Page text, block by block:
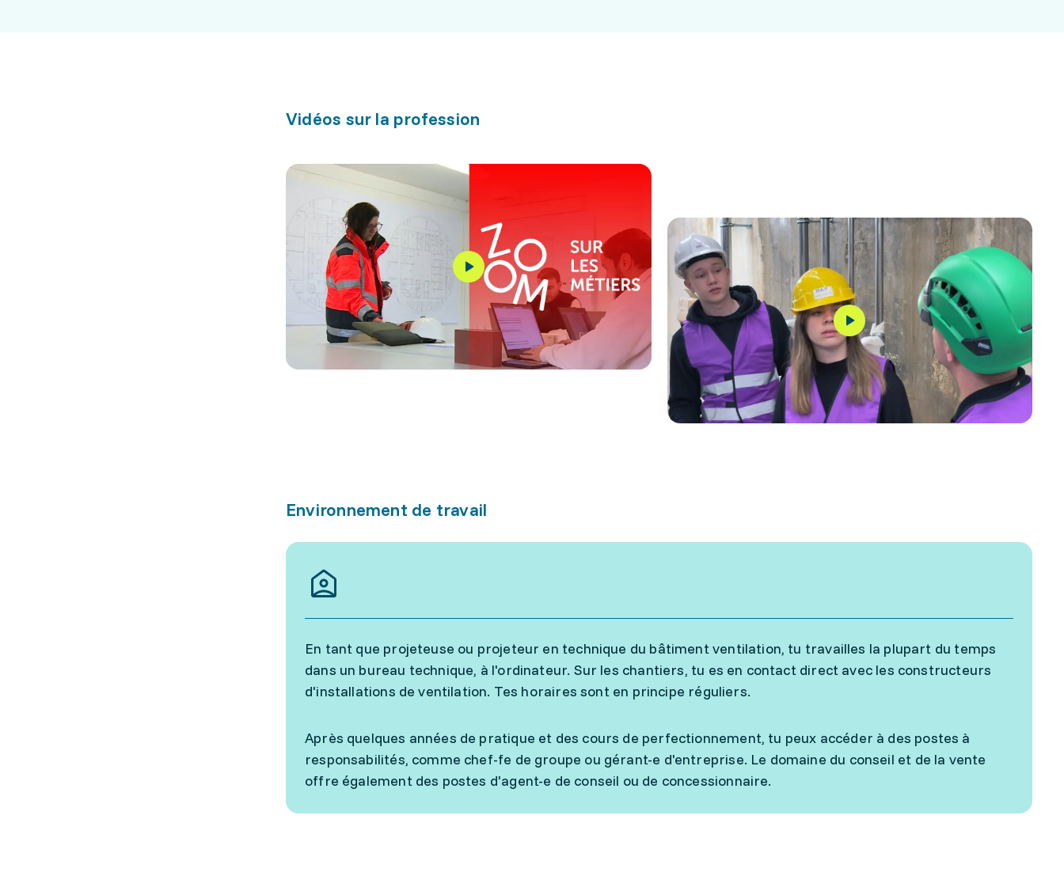
Vidéos sur la profession
Environnement de travail
En tant que projeteuse ou projeteur en technique du bâtiment ventilation, tu travailles la plupart du temps
dans un bureau technique, à l'ordinateur. Sur les chantiers, tu es en contact direct avec les constructeurs
d'installations de ventilation. Tes horaires sont en principe réguliers.
Après quelques années de pratique et des cours de perfectionnement, tu peux accéder à des postes à
responsabilités, comme chef-fe de groupe ou gérant-e d'entreprise. Le domaine du conseil et de la vente
offre également des postes d'agent-e de conseil ou de concessionnaire.